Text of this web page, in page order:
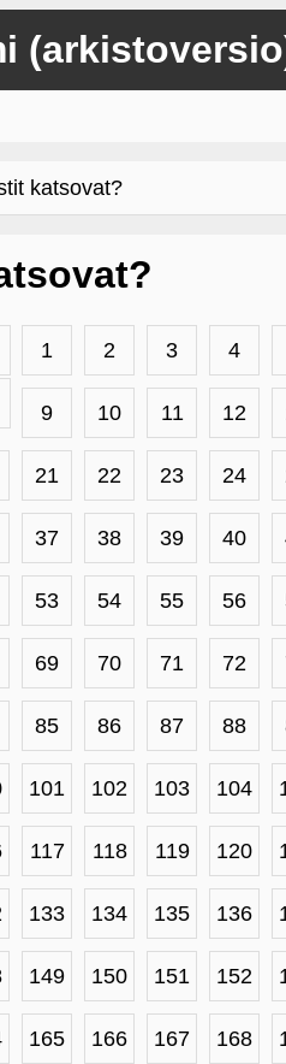
katsovat?
1 2 3 4
9 10 11 12
21 22 23 24
37 38 39 40
53 54 55 56
69 70 71 72
85 86 87 88
101 102 103 104
117 118 119 120
133 134 135 136
149 150 151 152
165 166 167 168